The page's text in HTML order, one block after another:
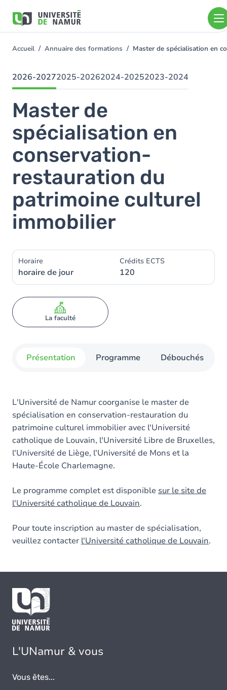
contenu
You
here
Accueil Annuaire des formations Master de spécialisation en
2026-20272025-20262024-20252023-2024
Master de
spécialisation en
conservation-
restauration du
patrimoine culturel
immobilier
Horaire
horaire de jour
Crédits ECTS
120
La faculté
Présentation Programme Débouchés
L'Université de Namur coorganise le master de
spécialisation en conservation-restauration du
patrimoine culturel immobilier avec l'Université
catholique de Louvain, l'Université Libre de Bruxelles,
l'Université de Liège, l'Université de Mons et la
Haute-École Charlemagne.
Le programme complet est disponible sur le site de
l'Université catholique de Louvain.
Pour toute inscription au master de spécialisation,
veuillez contacter l'Université catholique de Louvain.
L'UNamur & vous
Vous êtes...